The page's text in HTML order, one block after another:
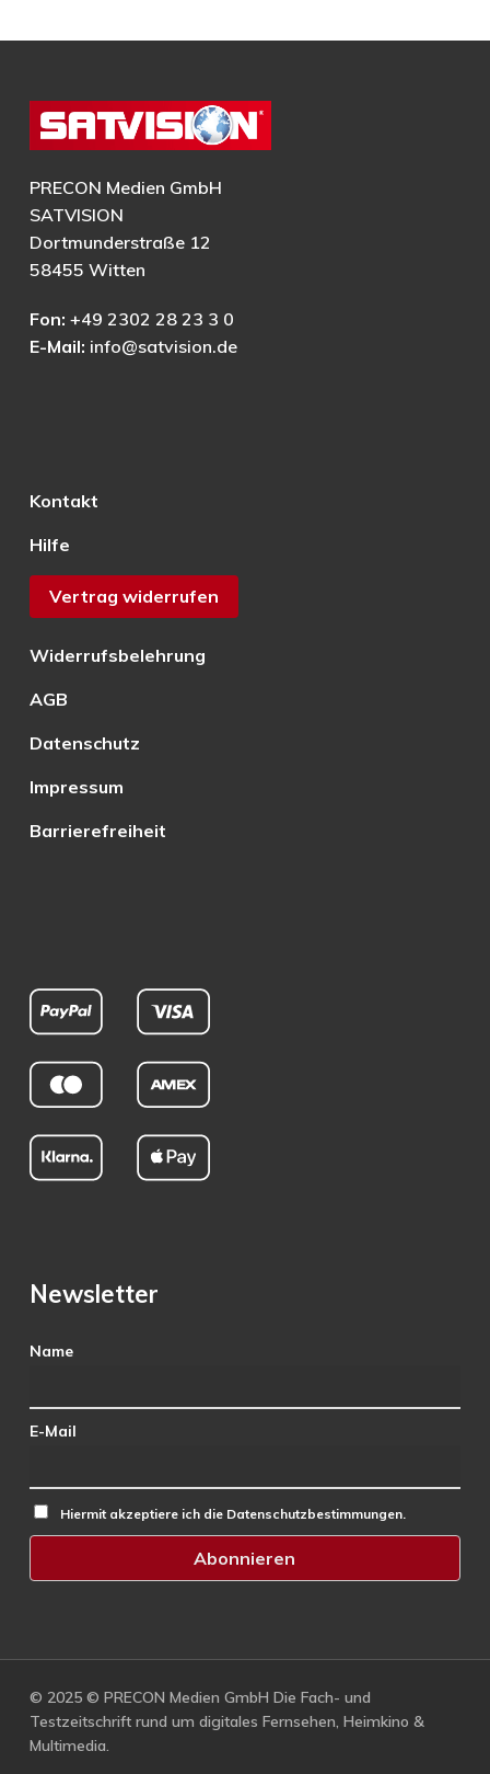
PRECON Medien GmbH
SATVISION
Dortmunderstraße 12
58455 Witten
Fon: +49 2302 28 23 3 0
E-Mail: info@satvision.de
Kontakt
Hilfe
Vertrag widerrufen
Widerrufsbelehrung
AGB
Datenschutz
Impressum
Barrierefreiheit
Newsletter
Name
E-Mail
Hiermit akzeptiere ich die Datenschutzbestimmungen.
© 2025 © PRECON Medien GmbH Die Fach- und
Testzeitschrift rund um digitales Fernsehen, Heimkino &
Multimedia.